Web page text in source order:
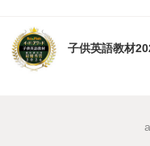
子供英語教材